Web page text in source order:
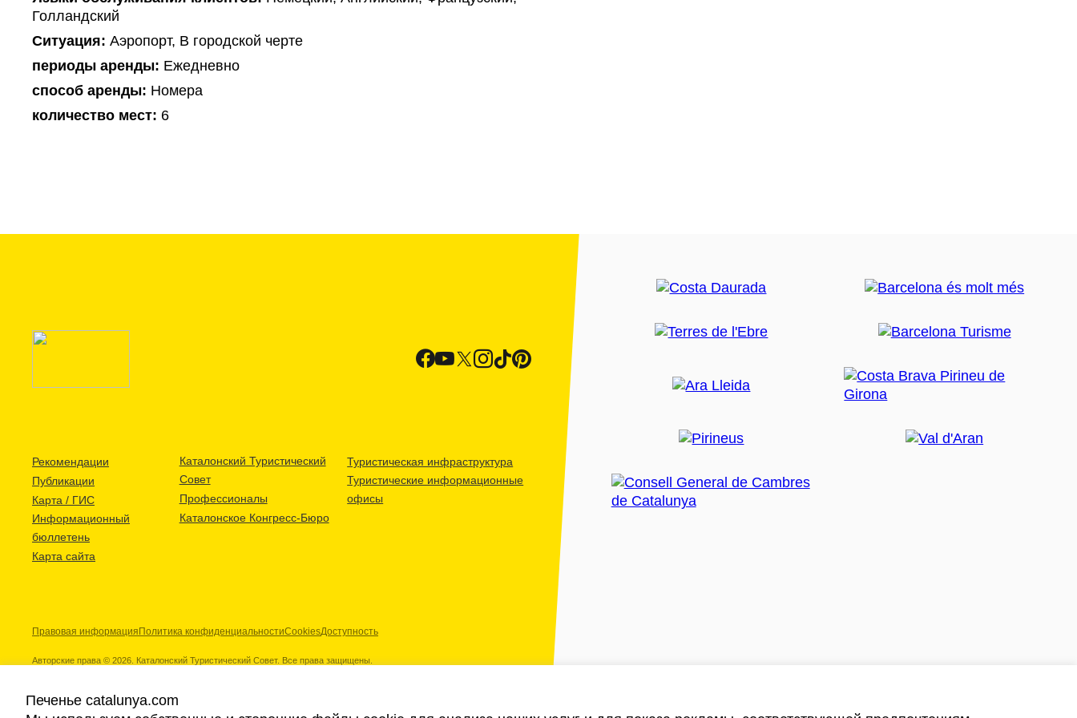
Голландский
Ситуация: Аэропорт, В городской черте
периоды аренды: Ежедневно
способ аренды: Номера
количество мест: 6
Рекомендации
Публикации
Карта / ГИС
Информационный
бюллетень
Карта сайта
Каталонский Туристический
Совет
Профессионалы
Каталонское Конгресс-Бюро
Туристическая инфраструктура
Туристические информационные
офисы
Правовая информация Политика конфиденциальностиCookiesДоступность
Авторские права © 2026. Каталонский Туристический Совет. Все права защищены.
Печенье catalunya.com